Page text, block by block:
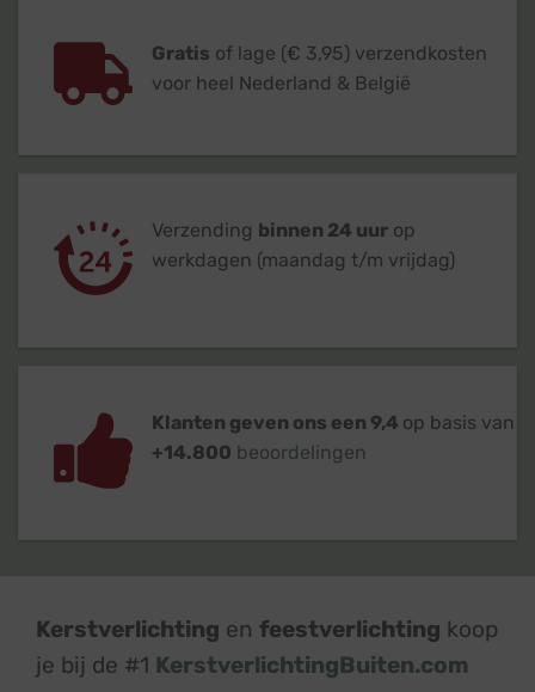
Gratis of lage (€ 3,95) verzendkosten
voor heel Nederland & België
Verzending binnen 24 uur op
werkdagen (maandag t/m vrijdag)
Klanten geven ons een 9,4 op basis van
+14.800 beoordelingen
Kerstverlichting en feestverlichting koop
je bij de #1 KerstverlichtingBuiten.com